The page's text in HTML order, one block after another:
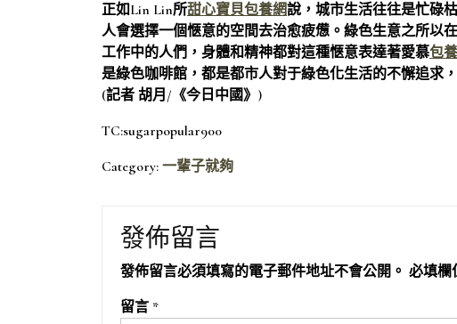
正如Lin Lin所甜心寶貝包養網說，城市生活往往是忙碌
人會選擇一個愜意的空間去治愈疲憊。綠色生意之所以
工作中的人們，身體和精神都對這種愜意表達著愛慕包
是綠色咖啡館，都是都市人對于綠色化生活的不懈追求
(記者 胡月/《今日中國》)
TC:sugarpopular900
Category: 一輩子就夠
發佈留言
發佈留言必須填寫的電子郵件地址不會公開。 必填欄
留言 *